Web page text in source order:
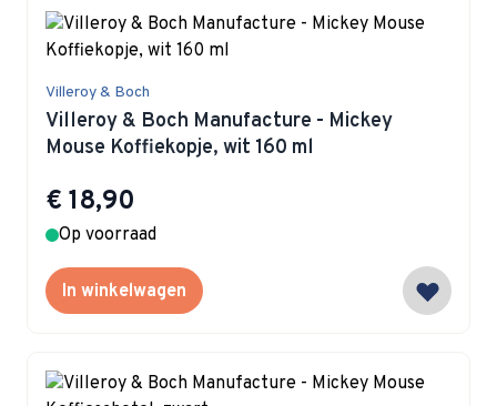
Villeroy & Boch
Villeroy & Boch Manufacture - Mickey
Mouse Koffiekopje, wit 160 ml
€ 18,90
Op voorraad
In winkelwagen